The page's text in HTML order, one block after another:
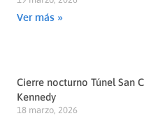
Ver más »
Cierre nocturno Túnel San
Kennedy
18 marzo, 2026